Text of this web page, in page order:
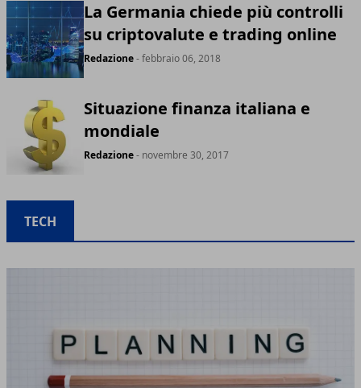
La Germania chiede più controlli
su criptovalute e trading online
Redazione- febbraio 06, 2018
Situazione finanza italiana e
mondiale
Redazione- novembre 30, 2017
TECH